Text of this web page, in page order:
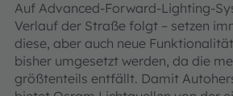
Auf Advanced-Forward-Lighting-
Verlauf der Straße folgt – setzen
diese, aber auch neue
bisher umgesetzt werden, da die
größtenteils entfällt. Damit